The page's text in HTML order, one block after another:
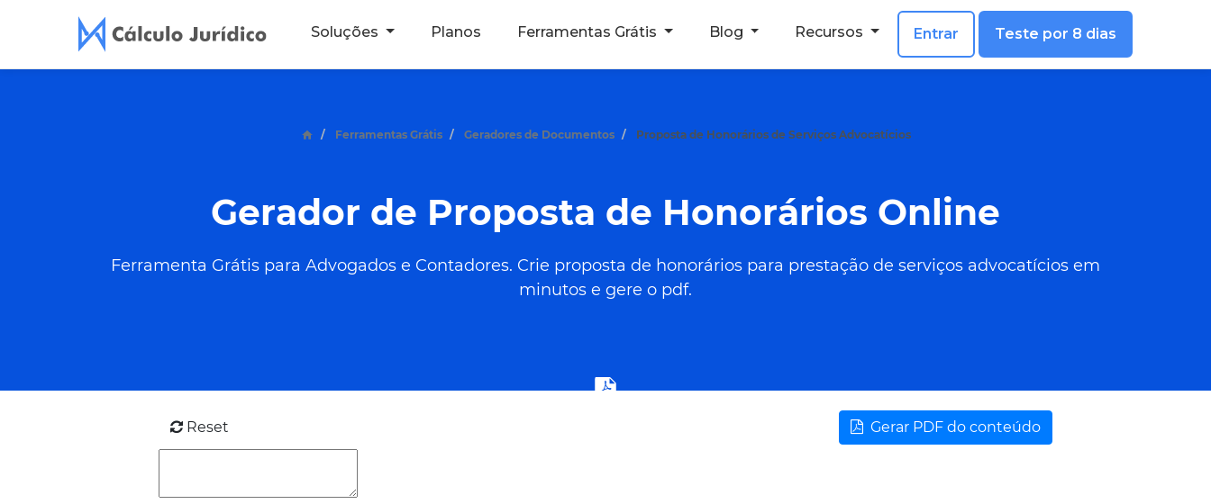
Soluções Planos Ferramentas Grátis Blog Recursos Entrar Teste por 8 dias
Ferramentas Grátis Geradores de Documentos Proposta de Honorários de Serviços Advocatícios
Gerador de Proposta de Honorários Online
Ferramenta Grátis para Advogados e Contadores. Crie proposta de honorários para prestação de serviços advocatícios em
minutos e gere o pdf.
Reset Gerar PDF do conteúdo